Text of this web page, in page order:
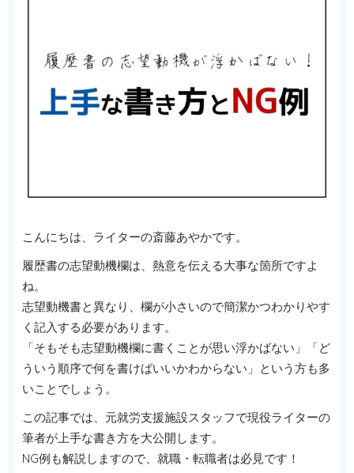
こんにちは、ライターの斎藤あやかです。
履歴書の志望動機欄は、熱意を伝える大事な箇所ですよ
ね。
志望動機書と異なり、欄が小さいので簡潔かつわかりやす
く記入する必要があります。
「そもそも志望動機欄に書くことが思い浮かばない」「ど
ういう順序で何を書けばいいかわからない」という方も多
いことでしょう。
この記事では、元就労支援施設スタッフで現役ライターの
筆者が上手な書き方を大公開します。
NG例も解説しますので、就職・転職者は必見です！